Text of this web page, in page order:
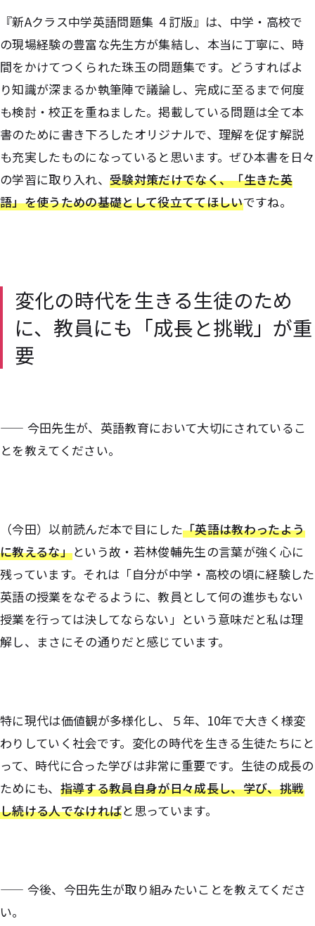
『新Aクラス中学英語問題集 ４訂版』は、中学・高校で
の現場経験の豊富な先生方が集結し、本当に丁寧に、時
間をかけてつくられた珠玉の問題集です。どうすればよ
り知識が深まるか執筆陣で議論し、完成に至るまで何度
も検討・校正を重ねました。掲載している問題は全て本
書のために書き下ろしたオリジナルで、理解を促す解説
も充実したものになっていると思います。ぜひ本書を日々
の学習に取り入れ、受験対策だけでなく、「生きた英
語」を使うための基礎として役立ててほしいですね。
変化の時代を生きる生徒のため
に、教員にも「成長と挑戦」が重
要
—— 今田先生が、英語教育において大切にされているこ
とを教えてください。
（今田）以前読んだ本で目にした「英語は教わったよう
に教えるな」という故・若林俊輔先生の言葉が強く心に
残っています。それは「自分が中学・高校の頃に経験した
英語の授業をなぞるように、教員として何の進歩もない
授業を行っては決してならない」という意味だと私は理
解し、まさにその通りだと感じています。
特に現代は価値観が多様化し、５年、10年で大きく様変
わりしていく社会です。変化の時代を生きる生徒たちにと
って、時代に合った学びは非常に重要です。生徒の成長の
ためにも、 指導する教員自身が日々成長し、学び、挑戦
し続ける人でなければと思っています。
—— 今後、今田先生が取り組みたいことを教えてくださ
い。